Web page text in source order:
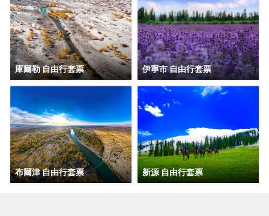
庫爾勒 自由行套票 伊寧市 自由行套票
布爾津 自由行套票 新源 自由行套票